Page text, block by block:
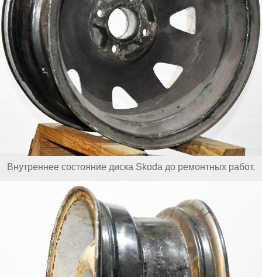
Внутреннее состояние диска Skoda до ремонтных работ.